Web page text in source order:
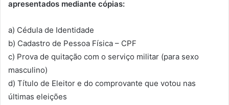
apresentados mediante cópias:
a) Cédula de Identidade
b) Cadastro de Pessoa Física – CPF
c) Prova de quitação com o serviço militar (para sexo
masculino)
d) Título de Eleitor e do comprovante que votou nas
últimas eleições